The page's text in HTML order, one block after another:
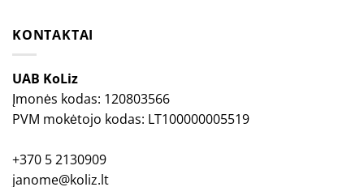
KONTAKTAI
UAB KoLiz
Įmonės kodas: 120803566
PVM mokėtojo kodas: LT100000005519
+370 5 2130909
janome@koliz.lt